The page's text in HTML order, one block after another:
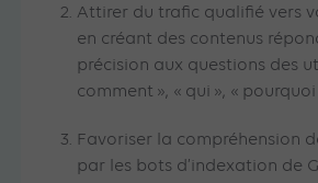
Attirer du trafic qualifié vers
en créant des contenus
précision aux questions des
comment », « qui », « pourquoi
Favoriser la compréhension
par les bots d’indexation de